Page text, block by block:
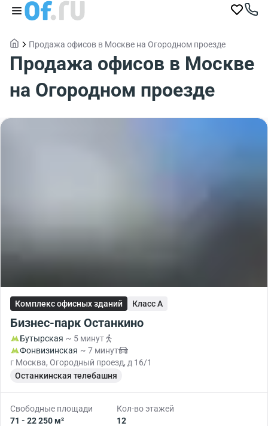
Продажа офисов в Москве на Огородном проезде
Продажа офисов в Москве
на Огородном проезде
Комплекс офисных зданий Класс A
Бизнес-парк Останкино
Бутырская ~ 5 минут
Фонвизинская ~ 7 минут
г Москва, Огородный проезд, д 16/1
Останкинская телебашня
Свободные площади
71 - 22 250 м²
Кол-во этажей
12